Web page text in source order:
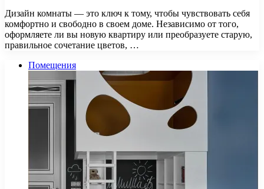
Дизайн комнаты — это ключ к тому, чтобы чувствовать себя
комфортно и свободно в своем доме. Независимо от того,
оформляете ли вы новую квартиру или преобразуете старую,
правильное сочетание цветов, …
Помещения